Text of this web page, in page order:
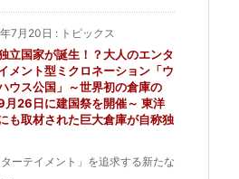
7月20日 : トピックス
立国家が誕生！？大人のエンタ
メント型ミクロネーション「ウ
ウス公国」～世界初の倉庫の
月26日に建国祭を開催～ 東洋
も取材された巨大倉庫が自称独
ーテイメント」を追求する新たな